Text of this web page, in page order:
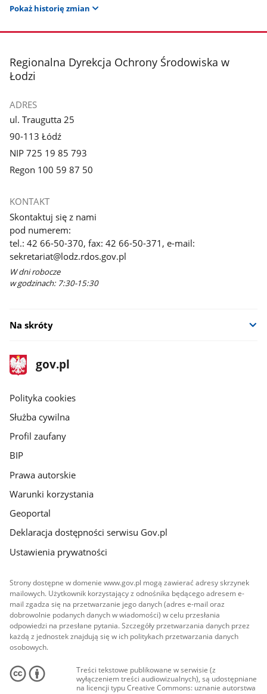
Pokaż historię zmian
stopka
Regionalna Dyrekcja Ochrony Środowiska w
Łodzi
ADRES
ul. Traugutta 25
90-113 Łódź
NIP 725 19 85 793
Regon 100 59 87 50
KONTAKT
Skontaktuj się z nami
pod numerem:
tel.: 42 66-50-370, fax: 42 66-50-371, e-mail:
sekretariat@lodz.rdos.gov.pl
W dni robocze
w godzinach: 7:30-15:30
Na skróty
stopka
gov.pl
Strona
gov.pl
gov.pl
Polityka cookies
Służba cywilna
Profil zaufany
BIP
Prawa autorskie
Warunki korzystania
Geoportal
Deklaracja dostępności serwisu Gov.pl
Ustawienia prywatności
Strony dostępne w domenie www.gov.pl mogą zawierać adresy skrzynek
mailowych. Użytkownik korzystający z odnośnika będącego adresem e-
mail zgadza się na przetwarzanie jego danych (adres e-mail oraz
dobrowolnie podanych danych w wiadomości) w celu przesłania
odpowiedzi na przesłane pytania. Szczegóły przetwarzania danych przez
każdą z jednostek znajdują się w ich politykach przetwarzania danych
osobowych.
Treści tekstowe publikowane w serwisie (z
wyłączeniem treści audiowizualnych), są udostępniane
na licencji typu Creative Commons: uznanie autorstwa